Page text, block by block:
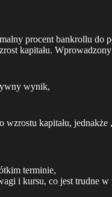
procent bankrollu do
kapitału.
wynik,
wzrostu kapitału,
terminie,
i kursu, co jest trudne w